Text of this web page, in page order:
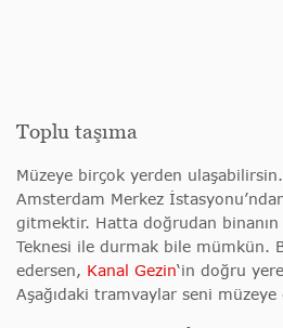
Toplu taşıma
Müzeye birçok yerden
Amsterdam Merkez
gitmektir. Hatta doğrudan
Teknesi ile durmak bile mümkün.
edersen, Kanal Gezin‘in doğru
Aşağıdaki tramvaylar seni